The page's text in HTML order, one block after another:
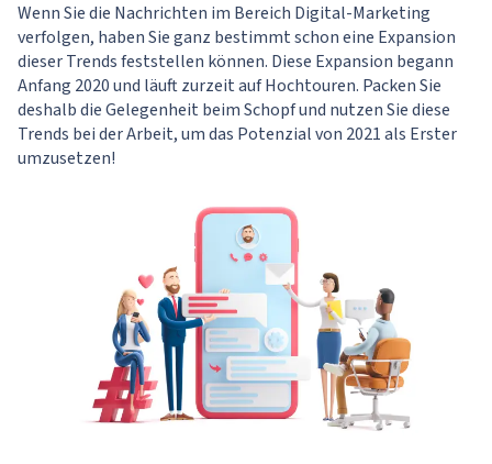
Wenn Sie die Nachrichten im Bereich Digital-Marketing
verfolgen, haben Sie ganz bestimmt schon eine Expansion
dieser Trends feststellen können. Diese Expansion begann
Anfang 2020 und läuft zurzeit auf Hochtouren. Packen Sie
deshalb die Gelegenheit beim Schopf und nutzen Sie diese
Trends bei der Arbeit, um das Potenzial von 2021 als Erster
umzusetzen!